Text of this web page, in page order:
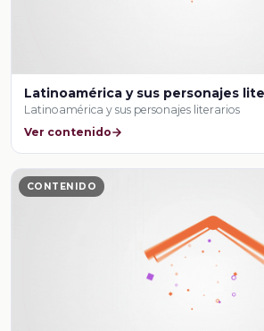
Latinoamérica y sus personajes
Latinoamérica y sus personajes literarios
Ver contenido
CONTENIDO